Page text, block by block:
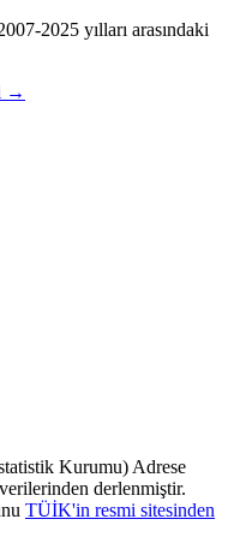
-2025 yılları arasındaki
→
Kurumu) Adrese
derlenmiştir.
TÜİK'in resmi sitesinden